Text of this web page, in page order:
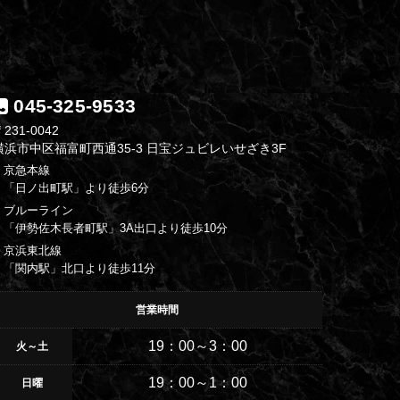
045-325-9533
231-0042
浜市中区福富町西通35-3 日宝ジュビレいせざき3F
京急本線
日ノ出町駅」より徒歩6分
ブルーライン
伊勢佐木長者町駅」3A出口より徒歩10分
京浜東北線
関内駅」北口より徒歩11分
営業時間
火～土 19：00～3：00
日曜 19：00～1：00